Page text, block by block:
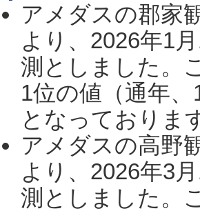
アメダスの郡家
より、2026年1
測としました。
1位の値（通年
となっておりま
アメダスの高野
より、2026年3
測としました。